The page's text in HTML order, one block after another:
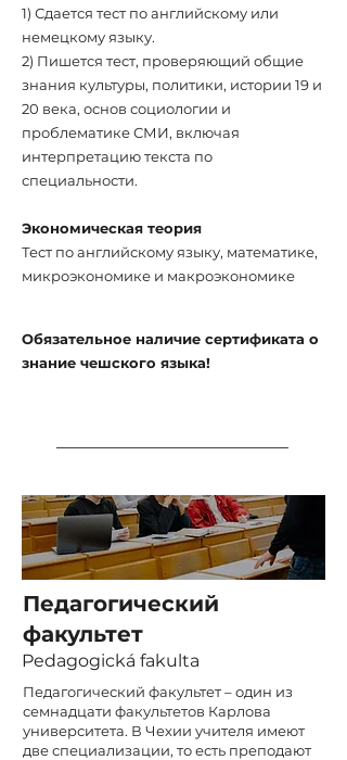
1) Сдается тест по английскому или
немецкому языку.
2) Пишется тест, проверяющий общие
знания культуры, политики, истории 19 и
20 века, основ социологии и
проблематике СМИ, включая
интерпретацию текста по
специальности.
Экономическая теория
Тест по английскому языку, математике,
микроэкономике и макроэкономике
Обязательное наличие сертификата о
знание чешского языка!
Педагогический
факультет
Pedagogická fakulta
Педагогический факультет – один из
семнадцати факультетов Карлова
университета. В Чехии учителя имеют
две специализации, то есть преподают